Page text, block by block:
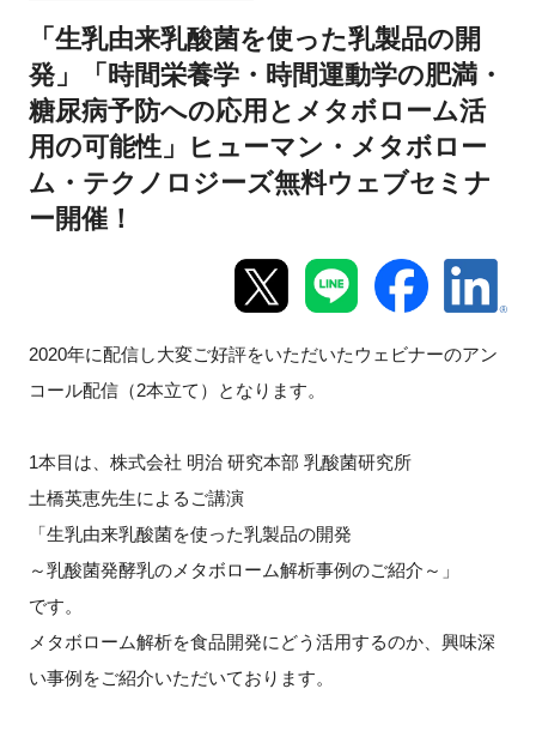
お問い合わせ
マイページ
新規登録
プログラム
ニュース・掲示板
特別会員
施設・アクセス
「生乳由来乳酸菌を使った乳製品の開
発」「時間栄養学・時間運動学の肥満・
糖尿病予防への応用とメタボローム活
用の可能性」ヒューマン・メタボロー
ム・テクノロジーズ無料ウェブセミナ
ー開催！
2020年に配信し大変ご好評をいただいたウェビナーのアン
コール配信（2本立て）となります。
1本目は、株式会社 明治 研究本部 乳酸菌研究所
土橋英恵先生によるご講演
「生乳由来乳酸菌を使った乳製品の開発
～乳酸菌発酵乳のメタボローム解析事例のご紹介～」
です。
メタボローム解析を食品開発にどう活用するのか、興味深
い事例をご紹介いただいております。